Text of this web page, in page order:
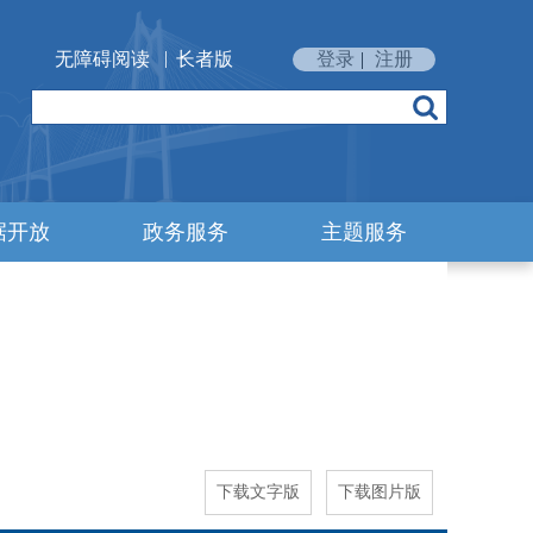
无障碍阅读 | 长者版 登录 | 注册
开放 政务服务 主题服务
下载文字版 下载图片版